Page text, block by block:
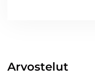
Arvostelut